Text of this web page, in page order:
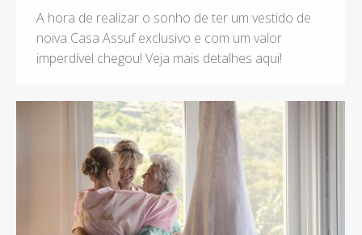
A hora de realizar o sonho de ter um vestido de
noiva Casa Assuf exclusivo e com um valor
imperdível chegou! Veja mais detalhes aqui!